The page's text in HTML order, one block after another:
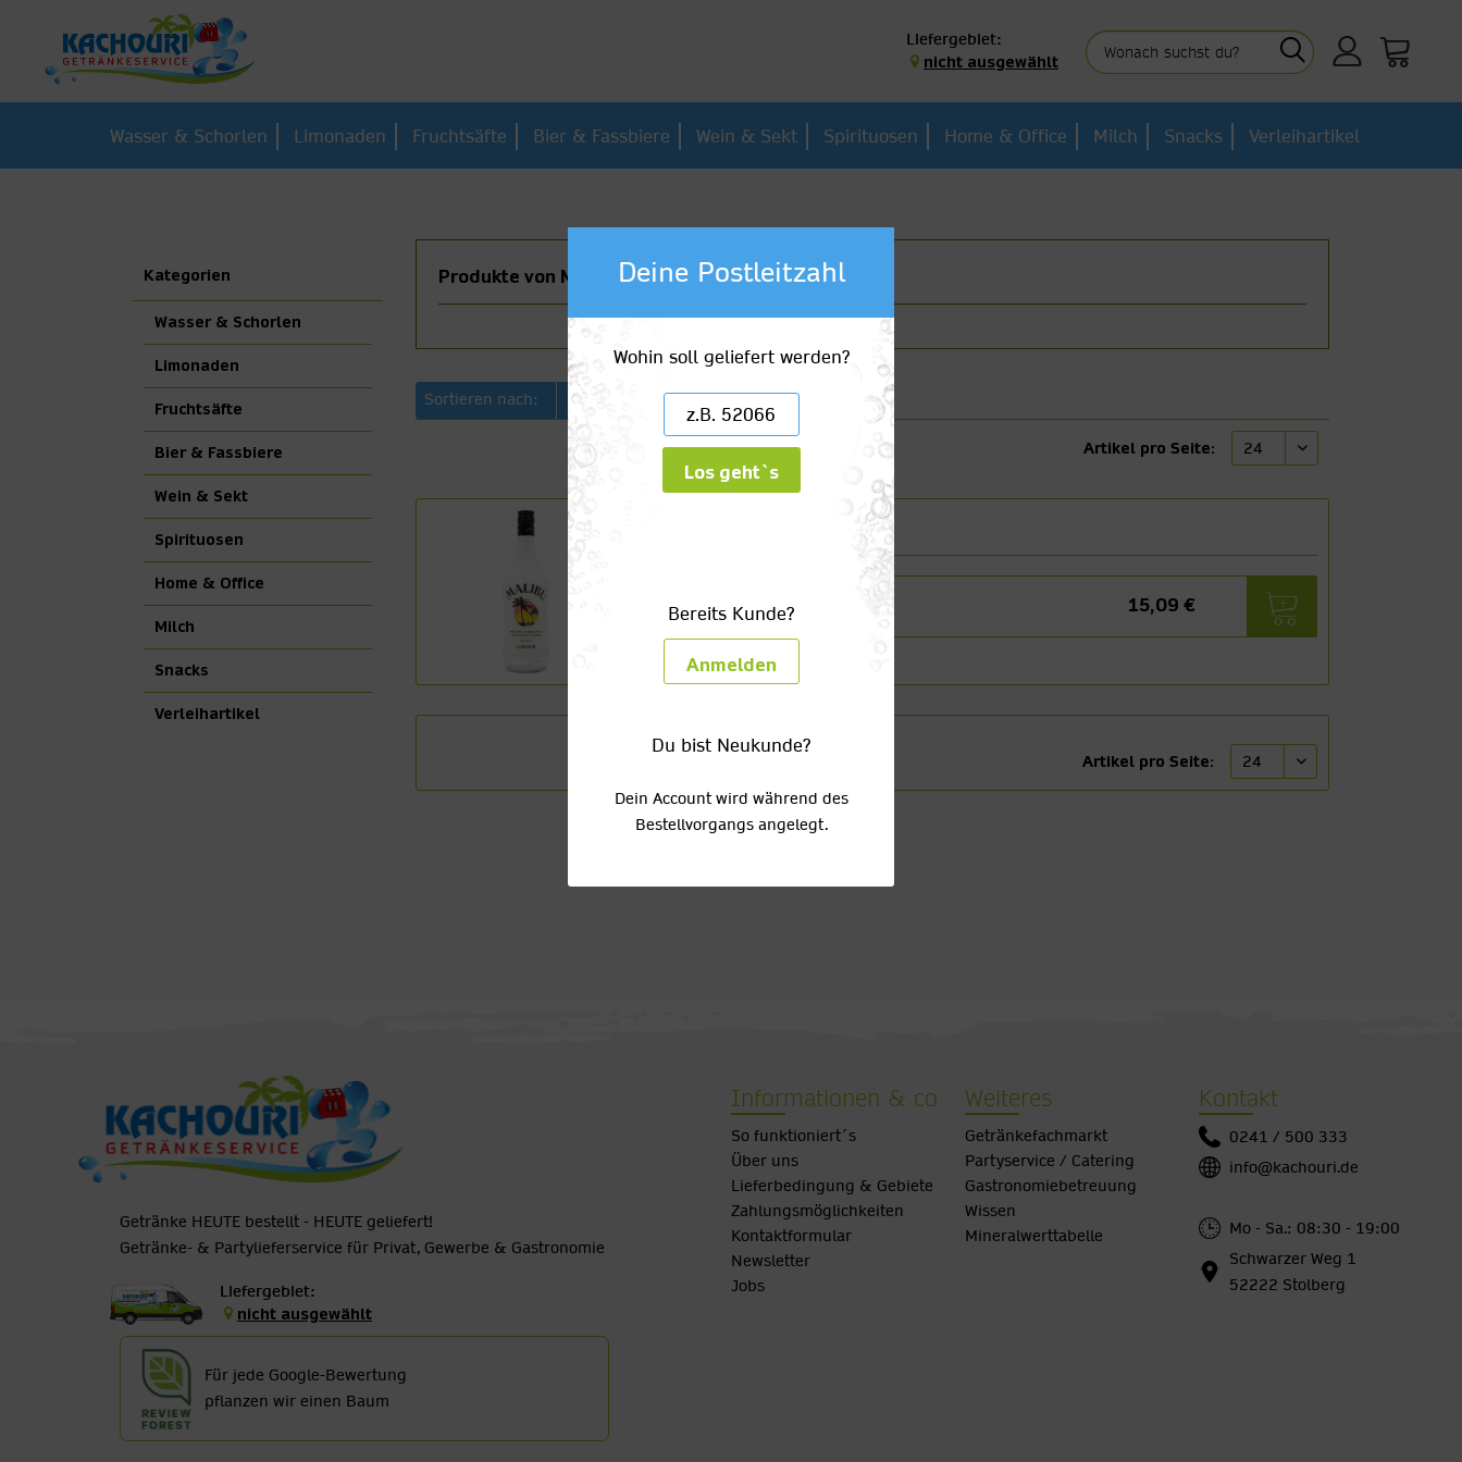
Liefergebiet:
nicht ausgewählt
Wasser & Schorlen Limonaden Fruchtsäfte Bier & Fassbiere Wein & Sekt Spirituosen Home & Office Milch Snacks Verleihartikel
Kategorien
Wasser & Schorlen
Limonaden
Fruchtsäfte
Bier & Fassbiere
Wein & Sekt
Spirituosen
Home & Office
Milch
Snacks
Verleihartikel
Produkte von Malibu
Sortieren nach: Artikelbezeichnung
Artikel pro Seite:
(21,56/1l) 15,09 €
Artikel pro Seite:
Getränke HEUTE bestellt - HEUTE geliefert!
Getränke- & Partylieferservice für Privat, Gewerbe & Gastronomie
Liefergebiet:
nicht ausgewählt
Für jede Google-Bewertung
pflanzen wir einen Baum
Informationen & co
So funktioniert´s
Über uns
Lieferbedingung & Gebiete
Zahlungsmöglichkeiten
Kontaktformular
Newsletter
Jobs
Weiteres
Getränkefachmarkt
Partyservice / Catering
Gastronomiebetreuung
Wissen
Mineralwerttabelle
Kontakt
0241 / 500 333
info@kachouri.de
Mo - Sa.: 08:30 - 19:00
Schwarzer Weg 1
52222 Stolberg
Deine Postleitzahl
Wohin soll geliefert werden?
Los geht`s
Bereits Kunde?
Anmelden
Du bist Neukunde?
Dein Account wird während des
Bestellvorgangs angelegt.